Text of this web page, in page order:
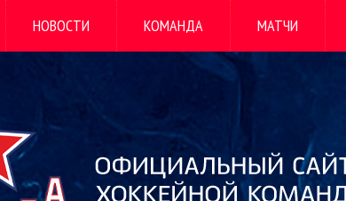
НОВОСТИ КОМАНДА МАТЧИ